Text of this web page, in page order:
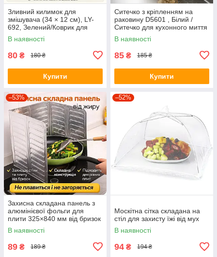
Зливний килимок для
змішувача (34 × 12 см), LY-
692, Зелений/Коврик для
мийки/Коврик на раковину
В наявності
80 ₴ 180 ₴
Купити
Ситечко з кріпленням на
раковину D5601 , Білий /
Ситечко для кухонного миття
/ Одноразовий сітчастий
фільтр для кухонної раковини
В наявності
85 ₴ 185 ₴
Купити
–53%
Захисна складана панель з
алюмінієвої фольги для
плити 325×840 мм від бризок
жиру
В наявності
89 ₴ 189 ₴
–52%
Москітна сітка складана на
стіл для захисту їжі від мух
В наявності
94 ₴ 194 ₴